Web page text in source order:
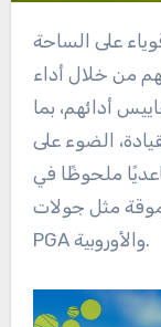
من خلال أداء
أدائهم، بما
الضوء على
ملحوظًا في
مثل جولات
PGA والأوروبية.